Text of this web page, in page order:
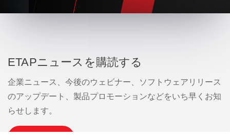
ETAPニュースを購読する
企業ニュース、今後のウェビナー、ソフトウェアリリース
のアップデート、製品プロモーションなどをいち早くお知
らせします。